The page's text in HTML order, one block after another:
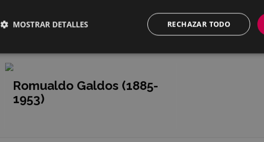
22 KB| Visualizar Descargar
Romualdo Galdos (1885-
1953)
RECHAZAR TODO
MOSTRAR DETALLES